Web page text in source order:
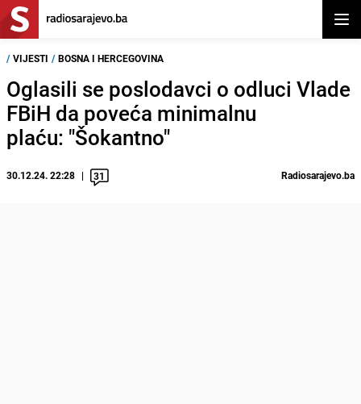
/ VIJESTI / BOSNA I HERCEGOVINA
Oglasili se poslodavci o odluci Vlade
FBiH da poveća minimalnu
plaću: "Šokantno"
30.12.24. 22:28 31 Radiosarajevo.ba